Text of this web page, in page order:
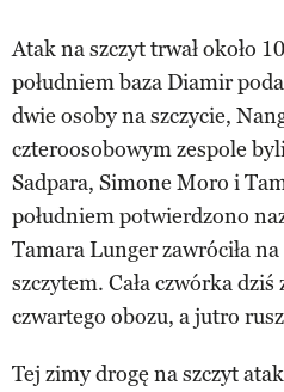
Atak na szczyt trwał około
południem baza Diamir
dwie osoby na szczycie,
czteroosobowym zespole
Sadpara, Simone Moro i
południem potwierdzono
Tamara Lunger zawróciła
szczytem. Cała czwórka
czwartego obozu, a jutro
Tej zimy drogę na szczyt